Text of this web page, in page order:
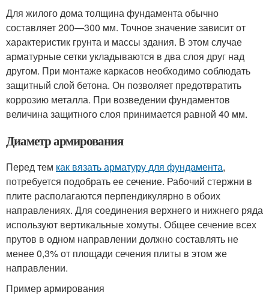
Для жилого дома толщина фундамента обычно
составляет 200—300 мм. Точное значение зависит от
характеристик грунта и массы здания. В этом случае
арматурные сетки укладываются в два слоя друг над
другом. При монтаже каркасов необходимо соблюдать
защитный слой бетона. Он позволяет предотвратить
коррозию металла. При возведении фундаментов
величина защитного слоя принимается равной 40 мм.
Диаметр армирования
Перед тем как вязать арматуру для фундамента,
потребуется подобрать ее сечение. Рабочий стержни в
плите располагаются перпендикулярно в обоих
направлениях. Для соединения верхнего и нижнего ряда
используют вертикальные хомуты. Общее сечение всех
прутов в одном направлении должно составлять не
менее 0,3% от площади сечения плиты в этом же
направлении.
Пример армирования